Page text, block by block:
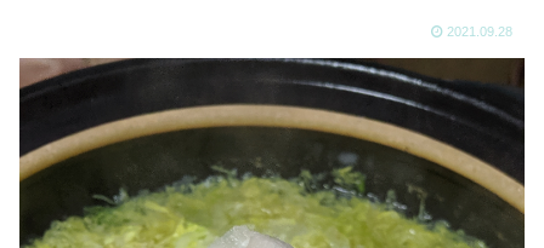
2021.09.28